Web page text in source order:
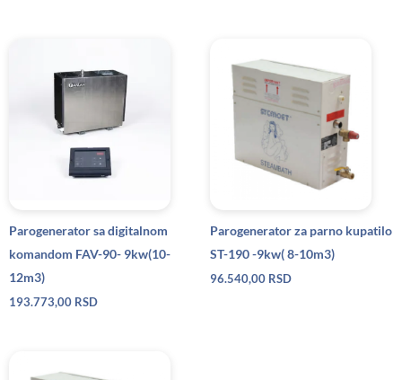
Parogenerator sa digitalnom
komandom FAV-90- 9kw(10-
12m3)
193.773,00 RSD
Parogenerator za parno kupatilo
ST-190 -9kw( 8-10m3)
96.540,00 RSD